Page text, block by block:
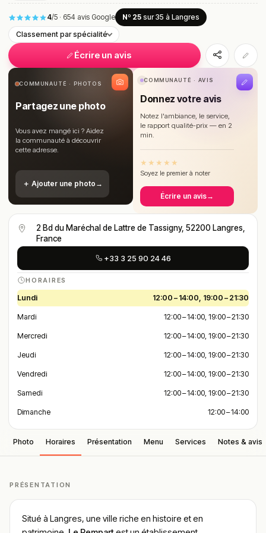
4/5 · 654 avis Google Nº 25 sur 35 à Langres
Classement par spécialité
Écrire un avis
COMMUNAUTÉ · PHOTOS
Partagez une photo
Vous avez mangé ici ? Aidez
la communauté à découvrir
cette adresse.
＋ Ajouter une photo →
COMMUNAUTÉ · AVIS
Donnez votre avis
Notez l'ambiance, le service,
le rapport qualité-prix — en 2
min.
★ ★ ★ ★ ★
Soyez le premier à noter
Écrire un avis→
2 Bd du Maréchal de Lattre de Tassigny, 52200 Langres,
France
+33 3 25 90 24 46
HORAIRES
Lundi 12:00 – 14:00, 19:00 – 21:30
Mardi 12:00 – 14:00, 19:00 – 21:30
Mercredi 12:00 – 14:00, 19:00 – 21:30
Jeudi 12:00 – 14:00, 19:00 – 21:30
Vendredi 12:00 – 14:00, 19:00 – 21:30
Samedi 12:00 – 14:00, 19:00 – 21:30
Dimanche 12:00 – 14:00
Photo Horaires Présentation Menu Services Notes & avis
PRÉSENTATION
Situé à Langres, une ville riche en histoire et en